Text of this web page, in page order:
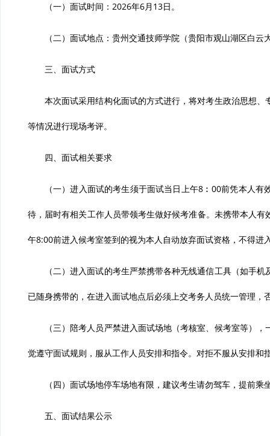
（一）面试时间：2026年6月13日。
（二）面试地点：贵州交通技师学院（贵阳市观山湖区白
三、面试方式
本次面试采用结构化面试的方式进行，将对考生政治思想
等情况进行现场考评。
四、面试相关要求
（一）进入面试的考生须于面试当日上午8︰00前凭本人
待，届时有相关工作人员带领考生做好候考准备。未携带本人
午8:00前进入候考室签到的视为本人自动放弃面试资格，不得进
（二）进入面试的考生严禁携带各种无线通信工具（如手
已随身携带的，在进入面试地点后必须上交考务人员统一管理，
（三）陪考人员严禁进入面试场地（考核室、候考室等）
觉遵守面试规则，服从工作人员安排和指令。对拒不服从安排
（四）面试场地停车场地有限，建议考生请勿驾车，提前
五、面试结果公示